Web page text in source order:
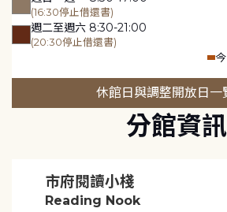
(16:30停止借還書)
週二至週六 8:30-21:00
(20:30停止借還書)
休館日與調整開放日一
分館資訊
市府閱讀小棧
Reading Nook